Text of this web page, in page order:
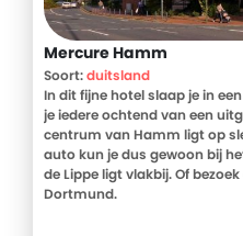
Mercure Hamm
Soort:duitsland
In dit fijne hotel slaap je in
je iedere ochtend van een
centrum van Hamm ligt op
auto kun je dus gewoon bij
de Lippe ligt vlakbij. Of
Dortmund.